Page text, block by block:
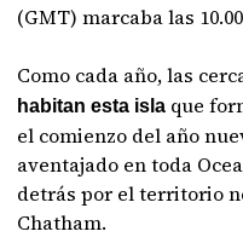
(GMT) marcaba las
Como cada año, las
habitan esta isla que
el comienzo del año
aventajado en toda
detrás por el territorio
Chatham.